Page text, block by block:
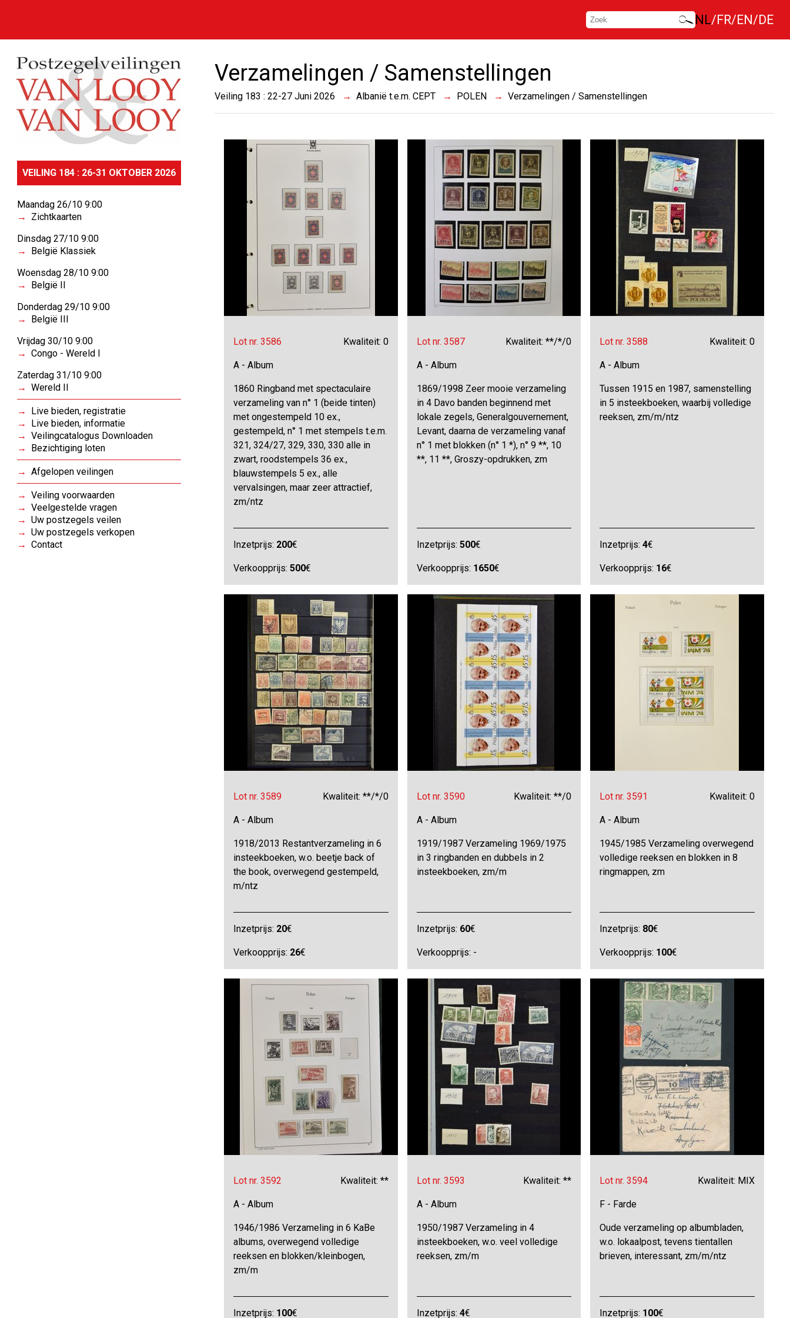
NL FR EN DE
VEILING 184 : 26-31 OKTOBER 2026
Maandag 26/10 9:00
Zichtkaarten
Dinsdag 27/10 9:00
België Klassiek
Woensdag 28/10 9:00
België II
Donderdag 29/10 9:00
België III
Vrijdag 30/10 9:00
Congo - Wereld I
Zaterdag 31/10 9:00
Wereld II
Live bieden, registratie
Live bieden, informatie
Veilingcatalogus Downloaden
Bezichtiging loten
Afgelopen veilingen
Veiling voorwaarden
Veelgestelde vragen
Uw postzegels veilen
Uw postzegels verkopen
Contact
Verzamelingen / Samenstellingen
Veiling 183 : 22-27 Juni 2026 Albanië t.e.m. CEPT POLEN Verzamelingen / Samenstellingen
Lot nr. 3586 Kwaliteit: 0
A - Album
1860 Ringband met spectaculaire
verzameling van n° 1 (beide tinten)
met ongestempeld 10 ex.,
gestempeld, n° 1 met stempels t.e.m.
321, 324/27, 329, 330, 330 alle in
zwart, roodstempels 36 ex.,
blauwstempels 5 ex., alle
vervalsingen, maar zeer attractief,
zm/ntz
Inzetprijs: 200€
Verkoopprijs:500€
Lot nr. 3587 Kwaliteit: **/*/0
A - Album
1869/1998 Zeer mooie verzameling
in 4 Davo banden beginnend met
lokale zegels, Generalgouvernement,
Levant, daarna de verzameling vanaf
n° 1 met blokken (n° 1 *), n° 9 **, 10
**, 11 **, Groszy-opdrukken, zm
Inzetprijs: 500€
Verkoopprijs: 1650€
Lot nr. 3588 Kwaliteit: 0
A - Album
Tussen 1915 en 1987, samenstelling
in 5 insteekboeken, waarbij volledige
reeksen, zm/m/ntz
Inzetprijs:4€
Verkoopprijs: 16€
Lot nr. 3589 Kwaliteit: **/*/0
A - Album
1918/2013 Restantverzameling in 6
insteekboeken, w.o. beetje back of
the book, overwegend gestempeld,
m/ntz
Inzetprijs: 20€
Verkoopprijs: 26€
Lot nr. 3590 Kwaliteit: **/0
A - Album
1919/1987 Verzameling 1969/1975
in 3 ringbanden en dubbels in 2
insteekboeken, zm/m
Inzetprijs: 60€
Verkoopprijs: -
Lot nr. 3591 Kwaliteit: 0
A - Album
1945/1985 Verzameling overwegend
volledige reeksen en blokken in 8
ringmappen, zm
Inzetprijs: 80€
Verkoopprijs: 100€
Lot nr. 3592 Kwaliteit: **
A - Album
1946/1986 Verzameling in 6 KaBe
albums, overwegend volledige
reeksen en blokken/kleinbogen,
zm/m
Inzetprijs: 100€
Lot nr. 3593 Kwaliteit: **
A - Album
1950/1987 Verzameling in 4
insteekboeken, w.o. veel volledige
reeksen, zm/m
Inzetprijs: 4€
Lot nr. 3594 Kwaliteit: MIX
F - Farde
Oude verzameling op albumbladen,
w.o. lokaalpost, tevens tientallen
brieven, interessant, zm/m/ntz
Inzetprijs: 100€